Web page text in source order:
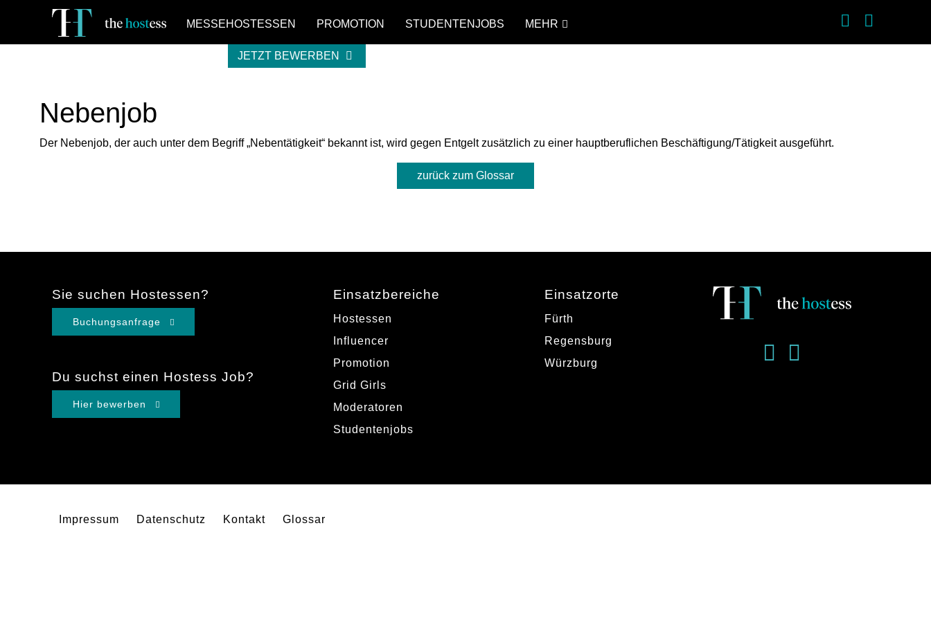
MESSEHOSTESSEN PROMOTION STUDENTENJOBS MEHR
JETZT BEWERBEN
Nebenjob
Der Nebenjob, der auch unter dem Begriff „Nebentätigkeit“ bekannt ist, wird gegen Entgelt zusätzlich zu einer hauptberuflichen Beschäftigung/Tätigkeit ausgeführt.
zurück zum Glossar
Sie suchen Hostessen?
Buchungsanfrage
Du suchst einen Hostess Job?
Hier bewerben
Einsatzbereiche
Hostessen
Influencer
Promotion
Grid Girls
Moderatoren
Studentenjobs
Einsatzorte
Fürth
Regensburg
Würzburg
Impressum Datenschutz Kontakt Glossar